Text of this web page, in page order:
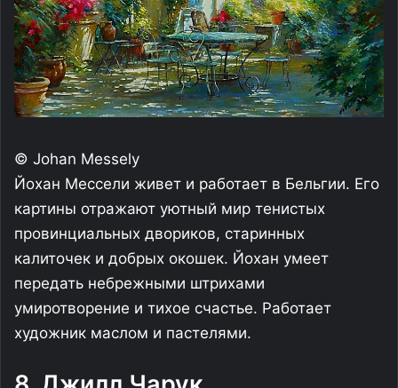
© Johan Messely
Йохан Мессели живет и работает в Бельгии. Его
картины отражают уютный мир тенистых
провинциальных двориков, старинных
калиточек и добрых окошек. Йохан умеет
передать небрежными штрихами
умиротворение и тихое счастье. Работает
художник маслом и пастелями.